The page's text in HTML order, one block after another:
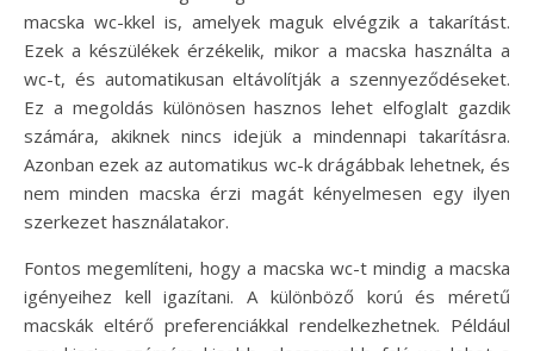
macska wc-kkel is, amelyek maguk elvégzik a takarítást.
Ezek a készülékek érzékelik, mikor a macska használta a
wc-t, és automatikusan eltávolítják a szennyeződéseket.
Ez a megoldás különösen hasznos lehet elfoglalt gazdik
számára, akiknek nincs idejük a mindennapi takarításra.
Azonban ezek az automatikus wc-k drágábbak lehetnek, és
nem minden macska érzi magát kényelmesen egy ilyen
szerkezet használatakor.
Fontos megemlíteni, hogy a macska wc-t mindig a macska
igényeihez kell igazítani. A különböző korú és méretű
macskák eltérő preferenciákkal rendelkezhetnek. Például